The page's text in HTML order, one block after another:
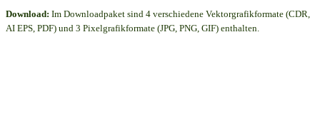
Download: Im Downloadpaket sind 4 verschiedene Vektorgrafikformate (CDR,
AI EPS, PDF) und 3 Pixelgrafikformate (JPG, PNG, GIF) enthalten.